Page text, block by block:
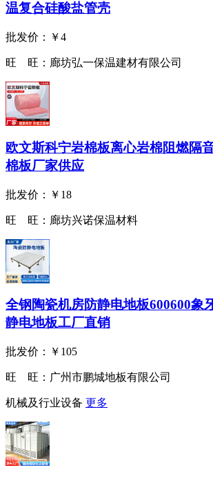
温复合硅酸盐管壳
批发价： ￥4
旺 旺： 廊坊弘一保温建材有限公司
欧文斯科宁岩棉板离心岩棉阻燃隔
棉板厂家供应
批发价： ￥18
旺 旺： 廊坊兴诺保温材料
全钢陶瓷机房防静电地板600600象
静电地板工厂直销
批发价： ￥105
旺 旺： 广州市鹏城地板有限公司
机械及行业设备 更多